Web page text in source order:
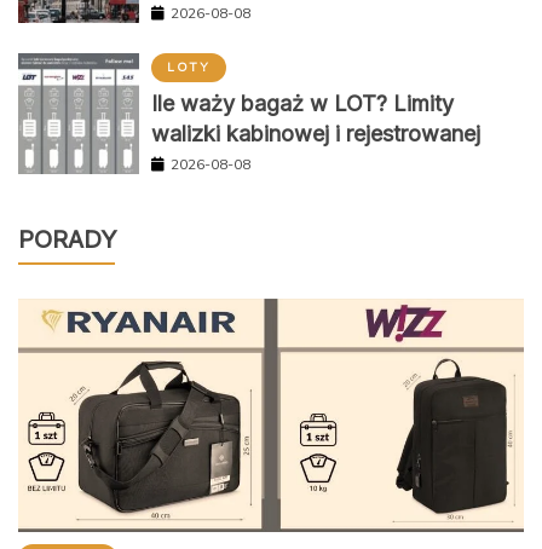
2026-08-08
LOTY
Ile waży bagaż w LOT? Limity
walizki kabinowej i rejestrowanej
2026-08-08
PORADY